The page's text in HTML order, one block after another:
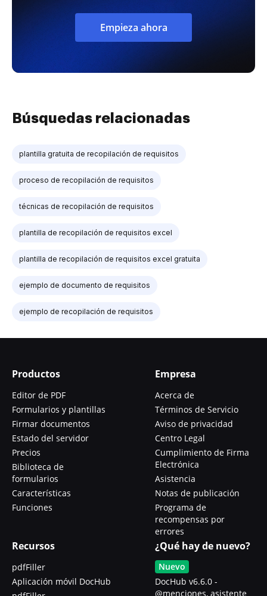
Empieza ahora
Búsquedas relacionadas
plantilla gratuita de recopilación de requisitos
proceso de recopilación de requisitos
técnicas de recopilación de requisitos
plantilla de recopilación de requisitos excel
plantilla de recopilación de requisitos excel gratuita
ejemplo de documento de requisitos
ejemplo de recopilación de requisitos
Productos
Editor de PDF
Formularios y plantillas
Firmar documentos
Estado del servidor
Precios
Biblioteca de
formularios
Características
Funciones
Empresa
Acerca de
Términos de Servicio
Aviso de privacidad
Centro Legal
Cumplimiento de Firma
Electrónica
Asistencia
Notas de publicación
Programa de
recompensas por
errores
Recursos
pdfFiller
Aplicación móvil DocHub
¿Qué hay de nuevo?
Nuevo
DocHub v6.6.0 -
@menciones, asistente